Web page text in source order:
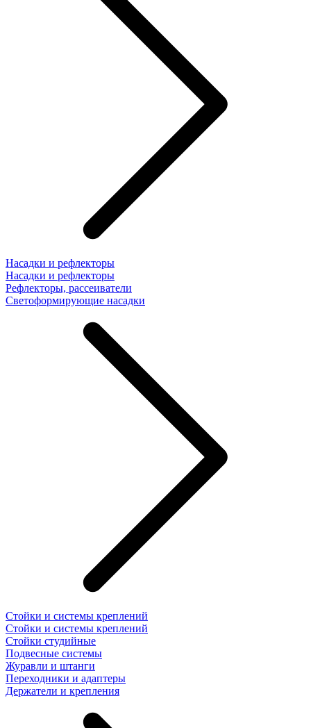
Насадки и рефлекторы
Насадки и рефлекторы
Рефлекторы, рассеиватели
Светоформирующие насадки
Стойки и системы креплений
Стойки и системы креплений
Стойки студийные
Подвесные системы
Журавли и штанги
Переходники и адаптеры
Держатели и крепления